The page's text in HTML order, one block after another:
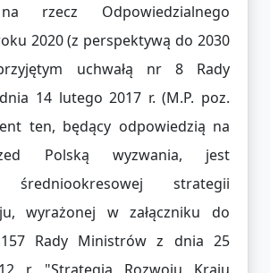
rzecz Odpowiedzialnego
2020 (z perspektywą do 2030
uchwałą nr 8 Rady
14 lutego 2017 r. (M.P. poz.
ten, będący odpowiedzią na
Polską wyzwania, jest
średniookresowej strategii
wyrażonej w załączniku do
Rady Ministrów z dnia 25